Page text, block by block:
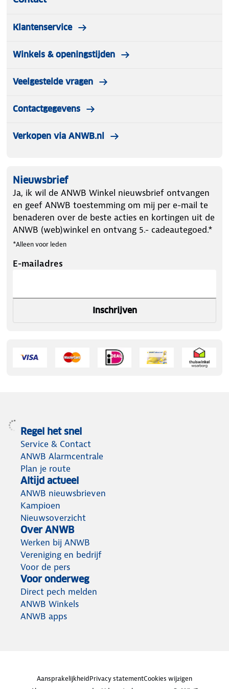
velgenborstel in een elektrische schroevendraaier
Klantenservice
Winkels & openingstijden
Veelgestelde vragen
Contactgegevens
Verkopen via ANWB.nl
Nieuwsbrief
Ja, ik wil de ANWB Winkel nieuwsbrief ontvangen
en geef ANWB toestemming om mij per e-mail te
benaderen over de beste acties en kortingen uit de
ANWB (web)winkel en ontvang 5.- cadeautegoed.*
*Alleen voor leden
E-mailadres
Inschrijven
Regel het snel
Service & Contact
ANWB Alarmcentrale
Plan je route
Altijd actueel
ANWB nieuwsbrieven
Kampioen
Nieuwsoverzicht
Over ANWB
Werken bij ANWB
Vereniging en bedrijf
Voor de pers
Voor onderweg
Direct pech melden
ANWB Winkels
ANWB apps
AansprakelijkheidPrivacy statementCookies wijzigen